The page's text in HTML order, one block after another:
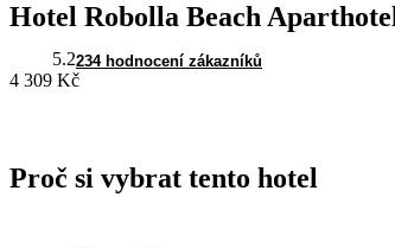
Hotel Robolla Beach Aparthotel
5.2234 hodnocení zákazníků
4 309 Kč
Proč si vybrat tento hotel